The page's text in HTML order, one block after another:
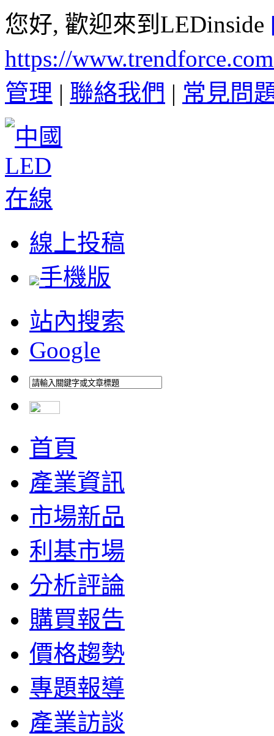
您好, 歡迎來到LEDinside
https://
管理 | 聯絡我們 | 常見問
線上投稿
手機版
站內搜索
Google
首頁
產業資訊
市場新品
利基市場
分析評論
購買報告
價格趨勢
專題報導
產業訪談